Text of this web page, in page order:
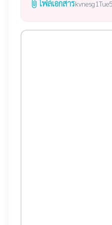
attach_file ไฟล์เอกสาร